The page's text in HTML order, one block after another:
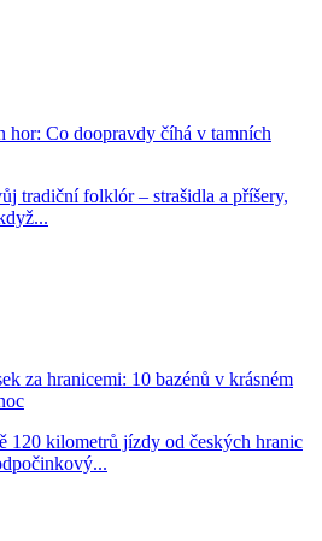
hor: Co doopravdy číhá v tamních
tradiční folklór – strašidla a příšery,
za hranicemi: 10 bazénů v krásném
120 kilometrů jízdy od českých hranic